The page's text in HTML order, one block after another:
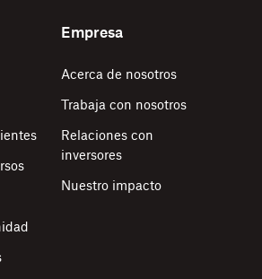
Empresa
Acerca de nosotros
Trabaja con nosotros
Relaciones con
inversores
Nuestro impacto